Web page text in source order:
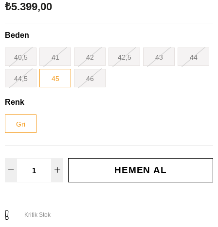
₺5.399,00
Beden
40,5 41 42 42,5 43 44
44,5 45 46
Renk
Gri
Kritik Stok